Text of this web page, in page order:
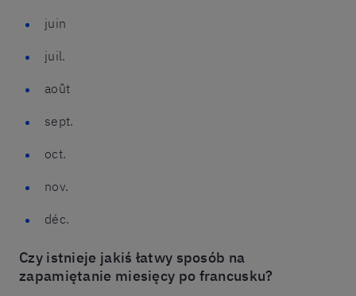
juin
juil.
août
sept.
oct.
nov.
déc.
Czy istnieje jakiś łatwy sposób na
zapamiętanie miesięcy po francusku?